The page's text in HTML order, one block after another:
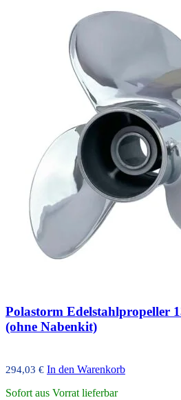
Polastorm Edelstahlpropeller
(ohne Nabenkit)
294,03 € In den Warenkorb
Sofort aus Vorrat lieferbar